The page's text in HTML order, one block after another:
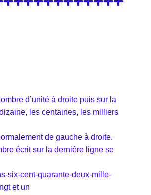
d’unité à droite puis sur la
les centaines, les milliers
de gauche à droite.
écrit sur la dernière ligne se
six-cent-quarante-deux-mille-
et un